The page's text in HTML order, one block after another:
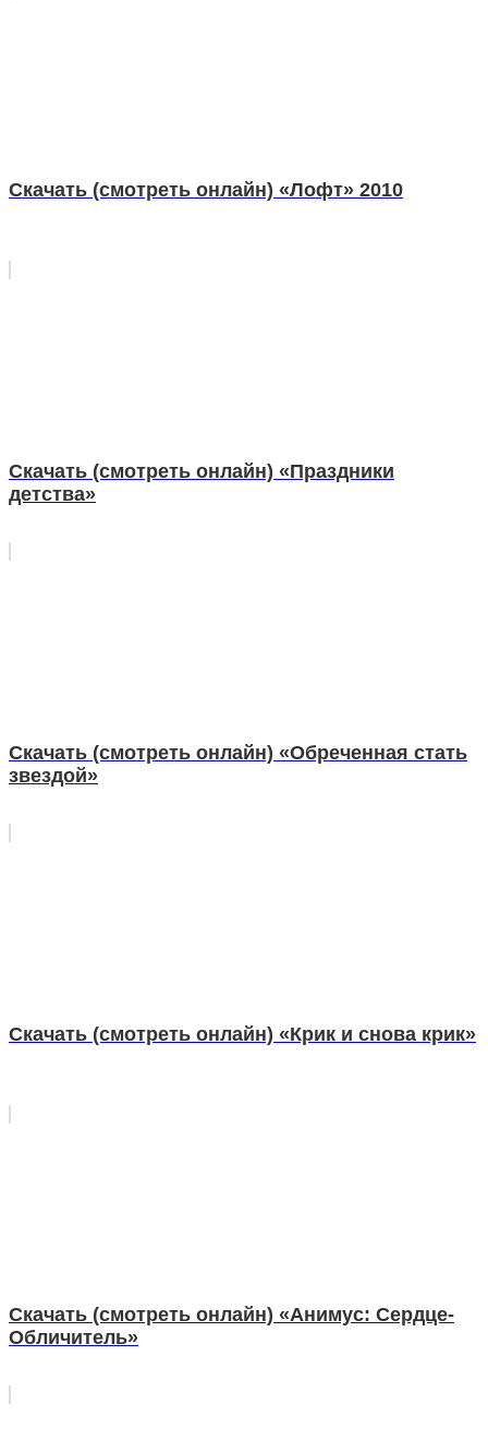
Скачать (смотреть онлайн) «Лофт» 2010
Скачать (смотреть онлайн) «Праздники
детства»
Скачать (смотреть онлайн) «Обреченная стать
звездой»
Скачать (смотреть онлайн) «Крик и снова крик»
Скачать (смотреть онлайн) «Анимус: Сердце-
Обличитель»